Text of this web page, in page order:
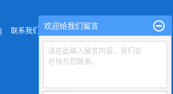
联系我们
欢迎给我们留言
请在此输入留言内容，我们会
尽快与您联系。